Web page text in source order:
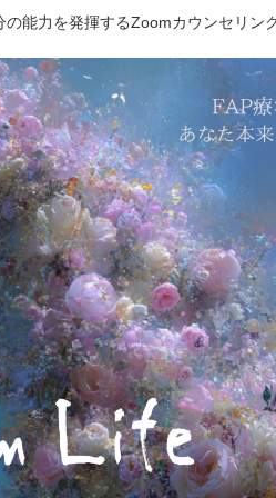
能力を発揮するZoomカウンセリン